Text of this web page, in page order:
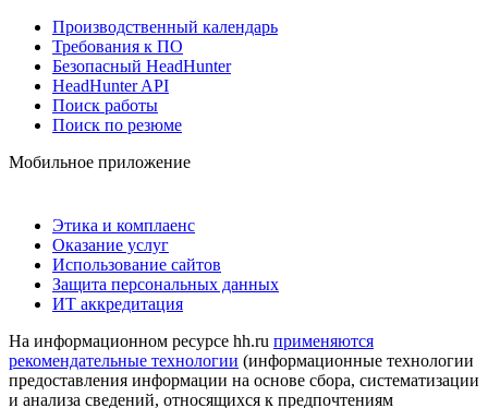
Производственный календарь
Требования к ПО
Безопасный HeadHunter
HeadHunter API
Поиск работы
Поиск по резюме
Мобильное приложение
Этика и комплаенс
Оказание услуг
Использование сайтов
Защита персональных данных
ИТ аккредитация
На информационном ресурсе hh.ru применяются
рекомендательные технологии (информационные технологии
предоставления информации на основе сбора, систематизации
и анализа сведений, относящихся к предпочтениям